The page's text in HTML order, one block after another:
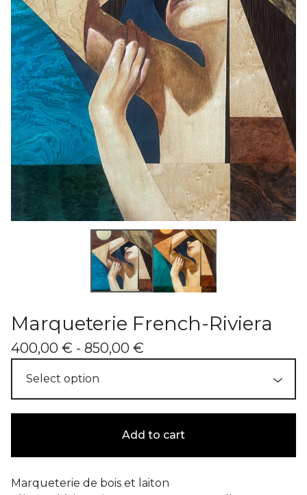
Marqueterie French-Riviera
400,00 € - 850,00 €
Add to cart
Marqueterie de bois et laiton